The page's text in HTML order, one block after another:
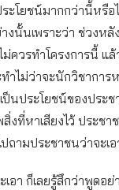
ะโยชน์มากกว่านี้หรือ
นั้นเพราะว่า ช่วงหลัง
ควรทำโครงการนี้ แ
ไม่ว่าจะนักวิชาการ
ป็นประโยชน์ของประช
สิ่งที่หาเสียงไว้ ประชา
ามประชาชนว่าจะเอ
อา ก็เลยรู้สึกว่าพูดอย่